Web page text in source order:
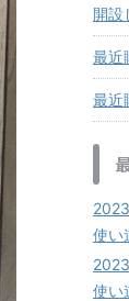
開設
最近
最近
使い
使い